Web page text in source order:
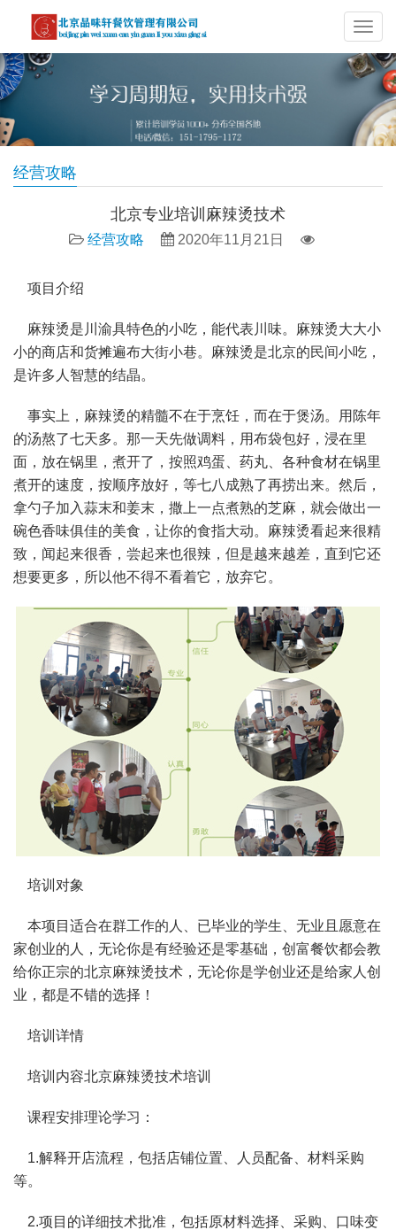
导
经营攻略
北京专业培训麻辣烫技术
经营攻略 2020年11月21日
项目介绍
麻辣烫是川渝具特色的小吃，能代表川味。麻辣烫大大小
小的商店和货摊遍布大街小巷。麻辣烫是北京的民间小吃，
是许多人智慧的结晶。
事实上，麻辣烫的精髓不在于烹饪，而在于煲汤。用陈年
的汤熬了七天多。那一天先做调料，用布袋包好，浸在里
面，放在锅里，煮开了，按照鸡蛋、药丸、各种食材在锅里
煮开的速度，按顺序放好，等七八成熟了再捞出来。然后，
拿勺子加入蒜末和姜末，撒上一点煮熟的芝麻，就会做出一
碗色香味俱佳的美食，让你的食指大动。麻辣烫看起来很精
致，闻起来很香，尝起来也很辣，但是越来越差，直到它还
想要更多，所以他不得不看着它，放弃它。
培训对象
本项目适合在群工作的人、已毕业的学生、无业且愿意在
家创业的人，无论你是有经验还是零基础，创富餐饮都会教
给你正宗的北京麻辣烫技术，无论你是学创业还是给家人创
业，都是不错的选择！
培训详情
培训内容北京麻辣烫技术培训
课程安排理论学习：
1.解释开店流程，包括店铺位置、人员配备、材料采购
等。
2.项目的详细技术批准，包括原材料选择、采购、口味变